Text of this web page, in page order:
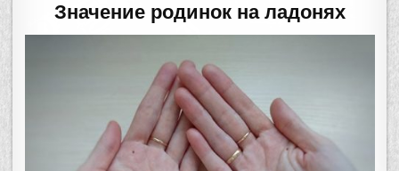
Значение родинок на ладонях